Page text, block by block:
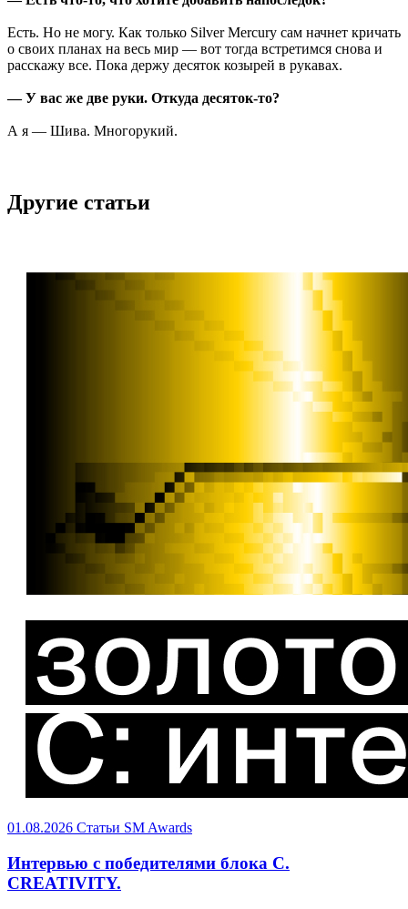
Есть. Но не могу. Как только Silver Mercury сам начнет кричать
о своих планах на весь мир — вот тогда встретимся снова и
расскажу все. Пока держу десяток козырей в рукавах.
— У вас же две руки. Откуда десяток-то?
А я — Шива. Многорукий.
Другие статьи
01.08.2026 Статьи SM Awards
Интервью с победителями блока C.
CREATIVITY.